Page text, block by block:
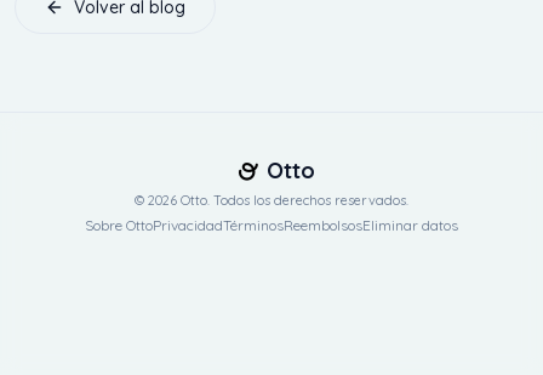
Volver al blog
Otto
© 2026 Otto. Todos los derechos reservados.
Sobre OttoPrivacidadTérminosReembolsosEliminar datos